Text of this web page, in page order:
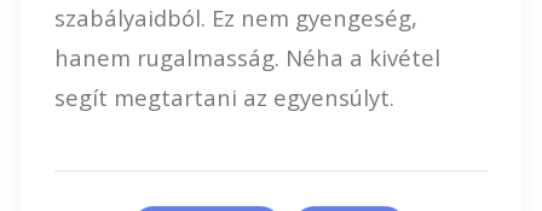
szabályaidból. Ez nem gyengeség,
hanem rugalmasság. Néha a kivétel
segít megtartani az egyensúlyt.